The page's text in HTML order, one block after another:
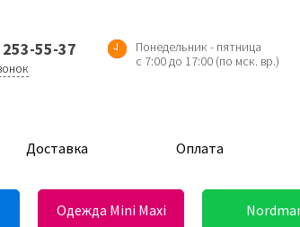
55-37
Понедельник - пятница
с 7:00 до 17:00 (по мск. вр.)
Доставка Оплата
Одежда Mini Maxi